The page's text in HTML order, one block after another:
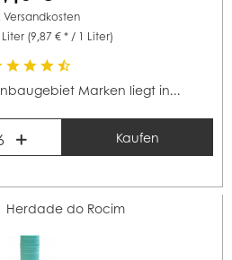
Versandkosten
(9,87 € * / 1 Liter)
Marken liegt in...
Kaufen
Herdade do Rocim